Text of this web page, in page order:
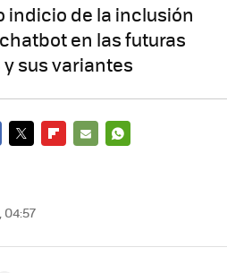
indicio de la inclusión
en las futuras
sus variantes